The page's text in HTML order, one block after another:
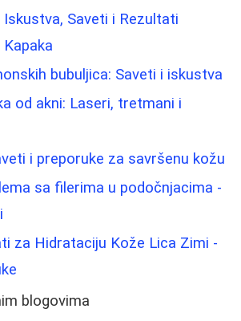
Saveti i Rezultati
bubuljica: Saveti i iskustva
od akni: Laseri, tretmani i
i preporuke za savršenu kožu
sa filerima u podočnjacima -
za Hidrataciju Kože Lica Zimi -
blogovima